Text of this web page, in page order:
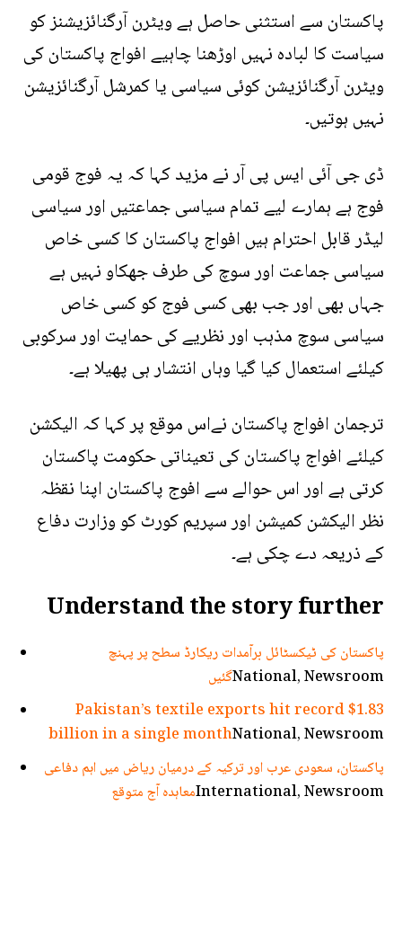
پاکستان سے استثنی حاصل ہے ویٹرن آرگنائزیشنز کو
سیاست کا لبادہ نہیں اوڑھنا چاہیے افواج پاکستان کی
ویٹرن آرگنائزیشن کوئی سیاسی یا کمرشل آرگنائزیشن
نہیں ہوتیں۔
ڈی جی آئی ایس پی آر نے مزید کہا کہ یہ فوج قومی
فوج ہے ہمارے لیے تمام سیاسی جماعتیں اور سیاسی
لیڈر قابل احترام ہیں افواج پاکستان کا کسی خاص
سیاسی جماعت اور سوچ کی طرف جھکاو نہیں ہے
جہاں بھی اور جب بھی کسی فوج کو کسی خاص
سیاسی سوچ مذہب اور نظریے کی حمایت اور سرکوبی
کیلئے استعمال کیا گیا وہاں انتشار ہی پھیلا ہے۔
ترجمان افواج پاکستان نےاس موقع پر کہا کہ الیکشن
کیلئے افواج پاکستان کی تعیناتی حکومت پاکستان
کرتی ہے اور اس حوالے سے افوج پاکستان اپنا نقظہ
نظر الیکشن کمیشن اور سپریم کورٹ کو وزارت دفاع
کے ذریعہ دے چکی ہے۔
Understand the story further
پاکستان کی ٹیکسٹائل برآمدات ریکارڈ سطح پر پہنچ
گئیںNational, Newsroom
Pakistan’s textile exports hit record $1.83
billion in a single monthNational, Newsroom
پاکستان، سعودی عرب اور ترکیہ کے درمیان ریاض میں اہم دفاعی
معاہدہ آج متوقعInternational, Newsroom